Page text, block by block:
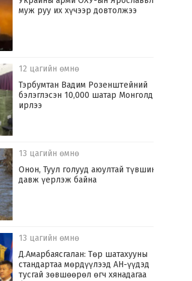
муж руу их хүчээр довтолжээ
12 цагийн өмнө
Тэрбумтан Вадим Розенштейний
бэлэглэсэн 10,000 шатар Монголд
ирлээ
13 цагийн өмнө
Онон, Туул голууд аюултай түвшинг
давж үерлэж байна
13 цагийн өмнө
Д.Амарбаясгалан: Төр шатахууны
стандартаа мөрдүүлээд АН-үүдэд
тусгай зөвшөөрөл өгч хянадагаа